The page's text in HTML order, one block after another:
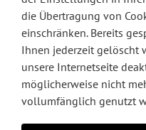
die Übertragung von
einschränken. Bereits
Ihnen jederzeit gelöscht
unsere Internetseite
möglicherweise nicht
vollumfänglich genutzt